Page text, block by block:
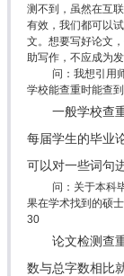
测不到，虽然在互
有效，我们都可以
文。想要写好论文
助写作，不应成为
问：我想引用
学校能查重时能查
一般学校查
每届学生的毕业
可以对一些词句
问：关于本科
果在学术找到的硕
30
论文检测查
数与总字数相比